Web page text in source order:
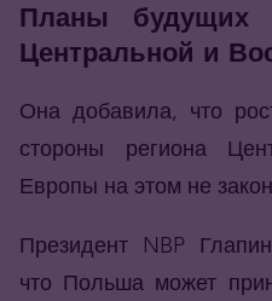
Планы будущих
Центральной и
Она добавила, что
стороны региона
Европы на этом не
Президент NBP
что Польша может